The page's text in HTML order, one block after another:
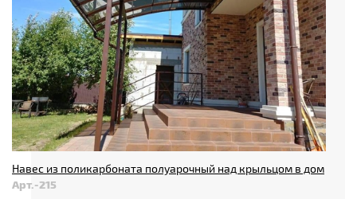
Навес из поликарбоната полуарочный над крыльцом в дом
Арт.-215